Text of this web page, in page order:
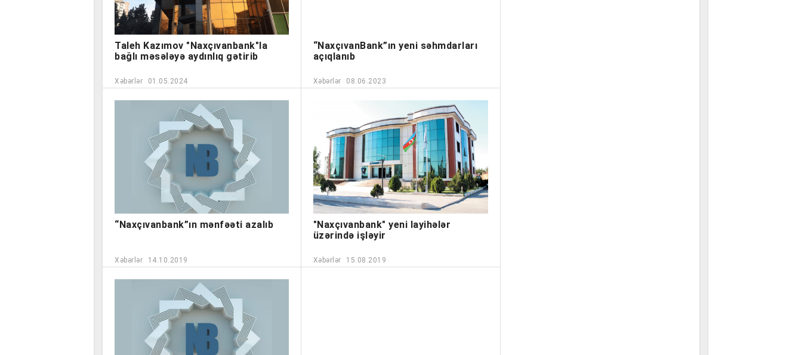
Taleh Kazımov "Naxçıvanbank"la
bağlı məsələyə aydınlıq gətirib
Xəbərlər 01.05.2024
“NaxçıvanBank”ın yeni səhmdarları
açıqlanıb
Xəbərlər 08.06.2023
“Naxçıvanbank”ın mənfəəti azalıb
Xəbərlər 14.10.2019
"Naxçıvanbank" yeni layihələr
üzərində işləyir
Xəbərlər 15.08.2019